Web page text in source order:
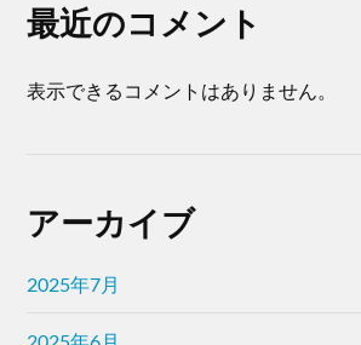
最近のコメント
表示できるコメントはありません。
アーカイブ
2025年7月
2025年6月